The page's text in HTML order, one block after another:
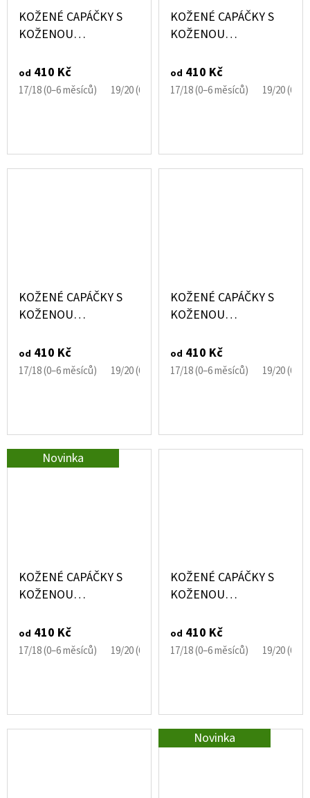
KOŽENÉ CAPÁČKY S
KOŽENOU
JEDNOROŽEC
EBOOBA
od 410 Kč
17/18 (0–6 měsíců) 19/20 (6–12 měsíců) 21/22 (12–18 měsíců)
KOŽENÉ CAPÁČKY S
KOŽENOU
EBOOBA
od 410 Kč
17/18 (0–6 měsíců) 19/20
KOŽENÉ CAPÁČKY S
KOŽENOU
EBOOBA
od 410 Kč
17/18 (0–6 měsíců) 19/20 (6–12 měsíců) 21/22 (12–18 měsíců)
KOŽENÉ CAPÁČKY S
KOŽENOU
EBOOBA
od 410 Kč
17/18 (0–6 měsíců) 19/20
Novinka
KOŽENÉ CAPÁČKY S
KOŽENOU
KROKODÝL EBOOBA
od 410 Kč
17/18 (0–6 měsíců) 19/20 (6–12 měsíců) 21/22 (12–18 měsíců)
KOŽENÉ CAPÁČKY S
KOŽENOU
EBOOBA
od 410 Kč
17/18 (0–6 měsíců) 19/20
Novinka